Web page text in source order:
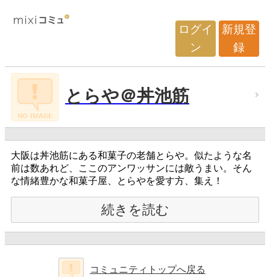
ログイ
ン
新規登
録
とらや＠丼池筋
大阪は丼池筋にある和菓子の老舗とらや。似たような名
前は数あれど、ここのアンワッサンには敵うまい。そん
な情緒豊かな和菓子屋、とらやを愛す方、集え！
続きを読む
コミュニティトップへ戻る